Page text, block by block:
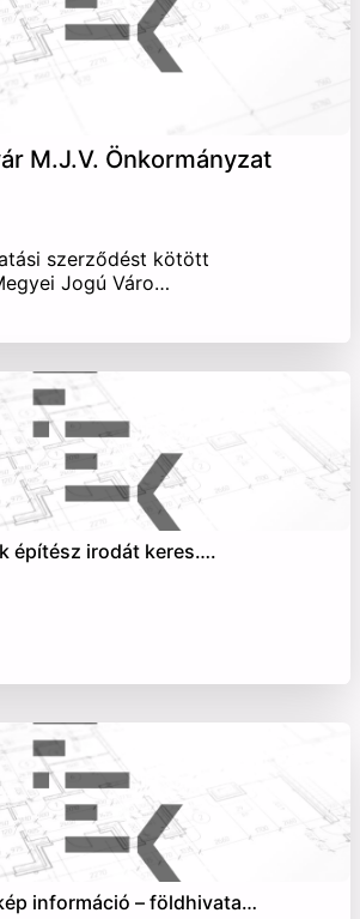
M.J.V. Önkormányzat
szerződést kötött
Jogú Váro…
építész irodát keres….
információ – földhivata…